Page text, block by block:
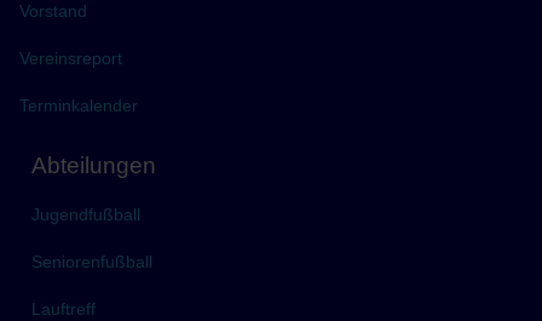
Vorstand
Vereinsreport
Terminkalender
Abteilungen
Jugendfußball
Seniorenfußball
Lauftreff